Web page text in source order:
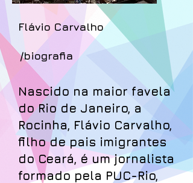
Flávio Carvalho
/biografia
Nascido na maior favela
do Rio de Janeiro, a
Rocinha, Flávio Carvalho,
filho de pais imigrantes
do Ceará, é um jornalista
formado pela PUC-Rio,